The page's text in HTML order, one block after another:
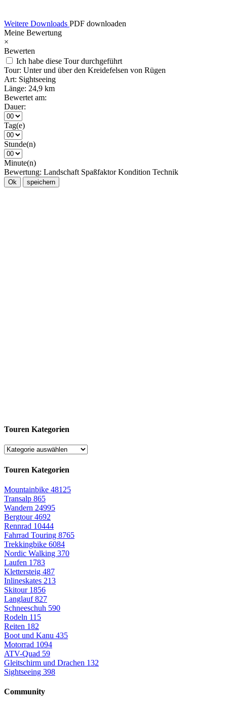
Weitere Downloads PDF downloaden
Meine Bewertung
×
Bewerten
Ich habe diese Tour durchgeführt
Tour: Unter und über den Kreidefelsen von Rügen
Art: Sightseeing
Länge: 24,9 km
Bewertet am:
Dauer:
Tag(e)
Stunde(n)
Minute(n)
Bewertung: Landschaft Spaßfaktor Kondition Technik
Ok speichern
Touren Kategorien
Touren Kategorien
Mountainbike 48125
Transalp 865
Wandern 24995
Bergtour4692
Rennrad 10444
Fahrrad Touring 8765
Trekkingbike 6084
Nordic Walking 370
Laufen 1783
Klettersteig 487
Inlineskates 213
Skitour 1856
Langlauf827
Schneeschuh 590
Rodeln 115
Reiten 182
Boot und Kanu 435
Motorrad 1094
ATV-Quad 59
Gleitschirm und Drachen 132
Sightseeing 398
Community